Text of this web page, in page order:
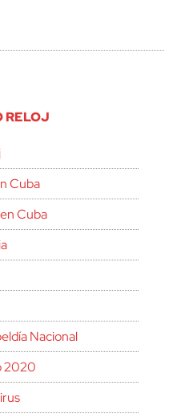
RELOJ
Cuba
Cuba
Nacional
2020